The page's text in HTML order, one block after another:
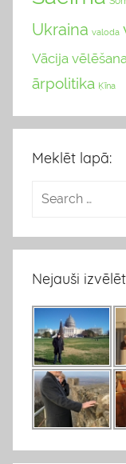
Ukraina valoda
Vācija
ārpolitika Ķīna
Meklēt lapā:
Nejauši